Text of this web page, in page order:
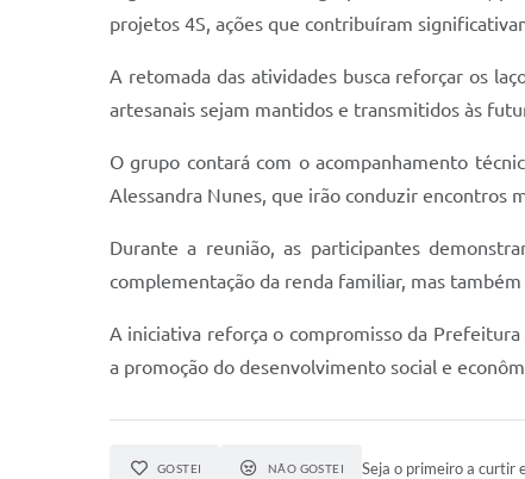
projetos 4S, ações que contribuíram
A retomada das atividades busca reforçar os
artesanais sejam mantidos e transmitidos às
O grupo contará com o acompanhamento
Alessandra Nunes, que irão conduzir encontros
Durante a reunião, as participantes
complementação da renda familiar, mas
A iniciativa reforça o compromisso da
a promoção do desenvolvimento social e
GOSTEI NÃO GOSTEI Seja o primeiro a curtir